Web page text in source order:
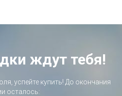
ждут тебя!
успейте купить! До окончания
осталось: